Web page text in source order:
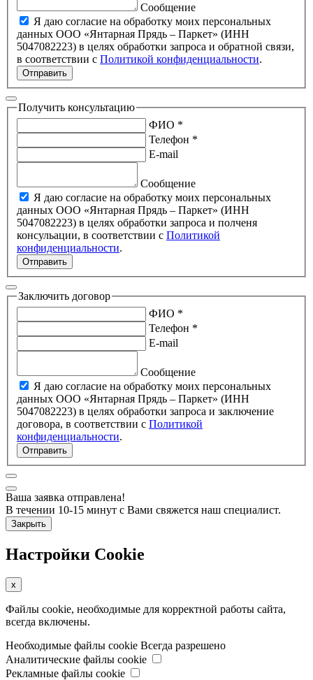
Сообщение
Я даю согласие на обработку моих персональных
данных ООО «Янтарная Прядь – Паркет» (ИНН
5047082223) в целях обработки запроса и обратной связи,
в соответствии с Политикой конфиденциальности.
Отправить
Получить консультацию
ФИО *
Телефон *
E-mail
Сообщение
Я даю согласие на обработку моих персональных
данных ООО «Янтарная Прядь – Паркет» (ИНН
5047082223) в целях обработки запроса и полченя
консульации, в соответствии с Политикой
конфиденциальности.
Отправить
Заключить договор
ФИО *
Телефон *
E-mail
Сообщение
Я даю согласие на обработку моих персональных
данных ООО «Янтарная Прядь – Паркет» (ИНН
5047082223) в целях обработки запроса и заключение
договора, в соответствии с Политикой
конфиденциальности.
Отправить
Ваша заявка отправлена!
В течении 10-15 минут с Вами свяжется наш специалист.
Закрыть
Настройки Cookie
x
Файлы cookie, необходимые для корректной работы сайта,
всегда включены.
Необходимые файлы cookie Всегда разрешено
Аналитические файлы cookie
Рекламные файлы cookie